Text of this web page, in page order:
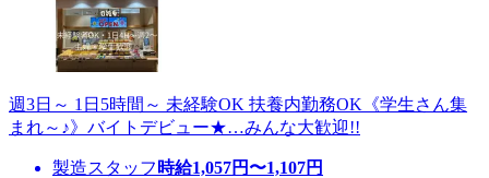
週3日～ 1日5時間～ 未経験OK 扶養内勤務OK《学生さん集
まれ～♪》バイトデビュー★…みんな大歓迎!!
製造スタッフ 時給1,057円〜1,107円